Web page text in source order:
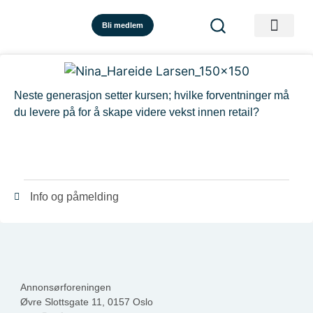
Bli medlem
Neste generasjon setter kursen; hvilke forventninger må
du levere på for å skape videre vekst innen retail?
Info og påmelding
Annonsørforeningen
Øvre Slottsgate 11, 0157 Oslo